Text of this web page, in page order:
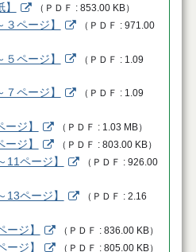
（ ＰＤＦ 853.00 KB）
ページ】 （ ＰＤＦ
971.00
ページ】 （ ＰＤＦ
1.09
ページ】 （ ＰＤＦ
1.09
ジ】 （ ＰＤＦ 1.03 MB）
ジ】 （ ＰＤＦ 803.00 KB）
ページ】 （ ＰＤＦ
926.00
ページ】 （ ＰＤＦ
2.16
ジ】 （ ＰＤＦ 836.00 KB）
ジ】 （ ＰＤＦ 805.00 KB）